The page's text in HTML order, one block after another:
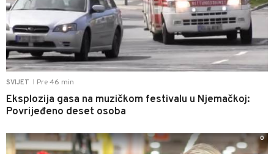
SVIJET Pre 46 min
Eksplozija gasa na muzičkom festivalu u Njemačkoj:
Povrijeđeno deset osoba
0